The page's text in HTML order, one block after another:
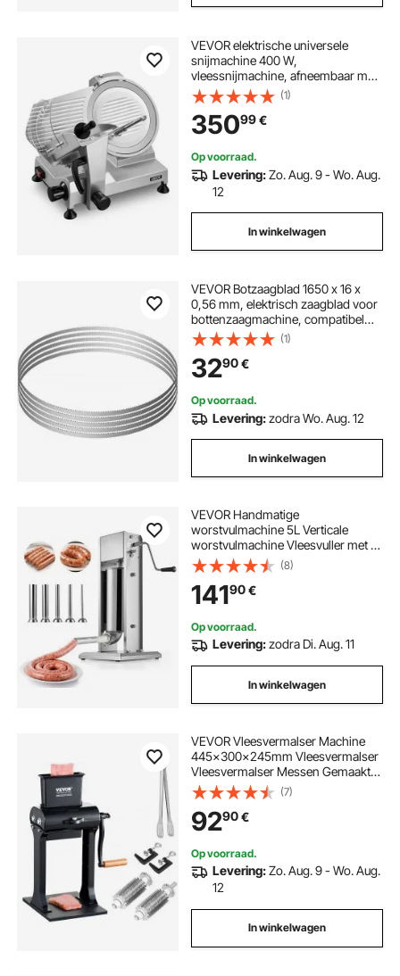
VEVOR elektrische universele
snijmachine 400 W,
vleessnijmachine, afneembaar mes
van 30 cm van koolstofstaal en
opvangbak, instelbare snijdikte van
0–15 mm, voor bevroren vlees,
ham en stokbrood.
(1)
35099€
Op voorraad.
Levering:Zo. Aug. 9 - Wo. Aug.
12
In winkelwagen
VEVOR Botzaagblad 1650 x 16 x
0,56 mm, elektrisch zaagblad voor
bottenzaagmachine, compatibel
met modellen HC-210, HC-250,
YF-400A HC-280, harde botten,
bevroren vlees, vis, enz.
(1)
3290€
Op voorraad.
Levering:zodra Wo. Aug. 12
In winkelwagen
VEVOR Handmatige
worstvulmachine 5L Verticale
worstvulmachine Vleesvuller met 2
snelheden (snel/langzaam),
Robuuste roestvrijstalen vuller met
5 worstvulbuizen, Vleesvulling
(8)
14190€
Op voorraad.
Levering:zodra Di. Aug. 11
In winkelwagen
VEVOR Vleesvermalser Machine
445x300x245mm Vleesvermalser
Vleesvermalser Messen Gemaakt
van 420 Roestvrij Staal
Steakvermalser voor Kip Rundvlees
Varkensvlees Steak Keuken Thuis
Restaurant Kookaccessoires
(7)
9290€
Op voorraad.
Levering:Zo. Aug. 9 - Wo. Aug.
12
In winkelwagen